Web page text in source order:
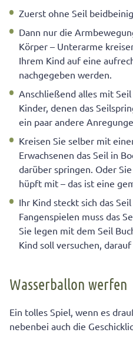
Zuerst ohne Seil
Dann nur die
Körper – Unterarme
Ihrem Kind auf eine
nachgegeben werden.
Anschließend alles mit
Kinder, denen das
ein paar andere
Kreisen Sie selber mit
Erwachsenen das Seil in
darüber springen. Oder
hüpft mit – das ist eine
Ihr Kind steckt sich das
Fangenspielen muss das
Sie legen mit dem Seil
Kind soll versuchen,
Wasserballon werfen
Ein tolles Spiel, wenn es
nebenbei auch die